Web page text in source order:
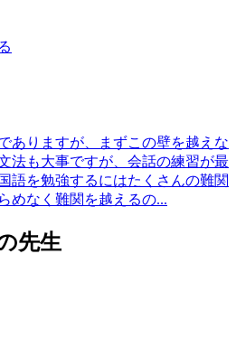
ありますが、まずこの壁を越えな
法も大事ですが、会話の練習が最
語を勉強するにはたくさんの難関
めなく難関を越えるの...
先生